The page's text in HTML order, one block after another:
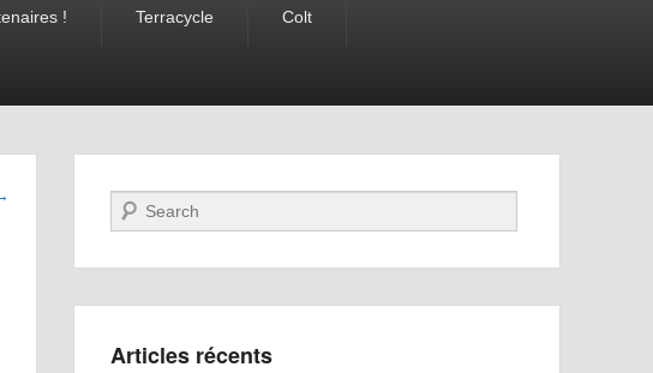
! Terracycle Colt
Recherche
Articles récents